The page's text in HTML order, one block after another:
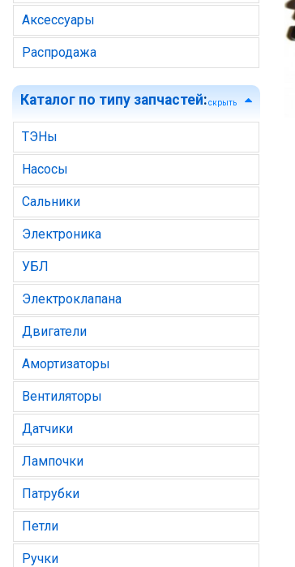
Аксессуары
Распродажа
Каталог по типу запчастей:скрыть
ТЭНы
Насосы
Сальники
Электроника
УБЛ
Электроклапана
Двигатели
Амортизаторы
Вентиляторы
Датчики
Лампочки
Патрубки
Петли
Ручки